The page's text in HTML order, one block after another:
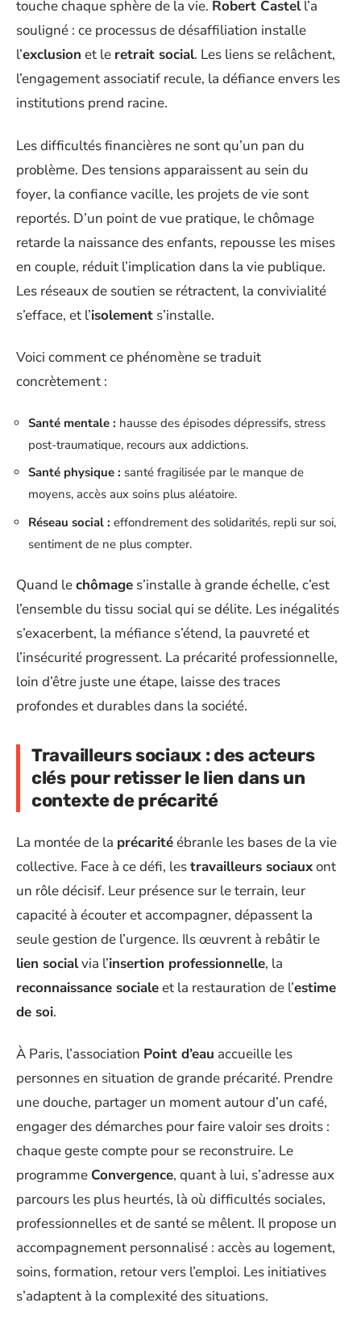
touche chaque sphère de la vie. Robert Castell’a
souligné : ce processus de désaffiliation installe
l’exclusion et le retrait social. Les liens se relâchent,
l’engagement associatif recule, la défiance envers les
institutions prend racine.
Les difficultés financières ne sont qu’un pan du
problème. Des tensions apparaissent au sein du
foyer, la confiance vacille, les projets de vie sont
reportés. D’un point de vue pratique, le chômage
retarde la naissance des enfants, repousse les mises
en couple, réduit l’implication dans la vie publique.
Les réseaux de soutien se rétractent, la convivialité
s’efface, et l’isolement s’installe.
Voici comment ce phénomène se traduit
concrètement :
Santé mentale : hausse des épisodes dépressifs, stress
post-traumatique, recours aux addictions.
Santé physique : santé fragilisée par le manque de
moyens, accès aux soins plus aléatoire.
Réseau social : effondrement des solidarités, repli sur soi,
sentiment de ne plus compter.
Quand lechômage s’installe à grande échelle, c’est
l’ensemble du tissu social qui se délite. Les inégalités
s’exacerbent, la méfiance s’étend, la pauvreté et
l’insécurité progressent. La précarité professionnelle,
loin d’être juste une étape, laisse des traces
profondes et durables dans la société.
Travailleurs sociaux : des acteurs
clés pour retisser le lien dans un
contexte de précarité
La montée de la précaritéébranle les bases de la vie
collective. Face à ce défi, lestravailleurs sociauxont
un rôle décisif. Leur présence sur le terrain, leur
capacité à écouter et accompagner, dépassent la
seule gestion de l’urgence. Ils œuvrent à rebâtir le
lien socialvia l’insertion professionnelle, la
reconnaissance socialeet la restauration de l’estime
de soi.
À Paris, l’association Point d’eau accueille les
personnes en situation de grande précarité. Prendre
une douche, partager un moment autour d’un café,
engager des démarches pour faire valoir ses droits :
chaque geste compte pour se reconstruire. Le
programme Convergence, quant à lui, s’adresse aux
parcours les plus heurtés, là où difficultés sociales,
professionnelles et de santé se mêlent. Il propose un
accompagnement personnalisé : accès au logement,
soins, formation, retour vers l’emploi. Les initiatives
s’adaptent à la complexité des situations.